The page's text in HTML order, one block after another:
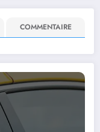
COMMENTAIRE